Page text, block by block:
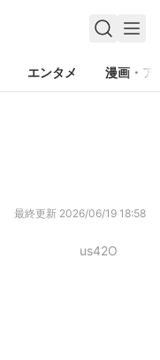
エンタメ 漫画・ア
最終更新 2026/06/19 18:58
us42O